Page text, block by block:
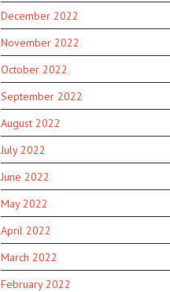
December 2022
November 2022
October 2022
September 2022
August 2022
July 2022
June 2022
May 2022
April 2022
March 2022
February 2022